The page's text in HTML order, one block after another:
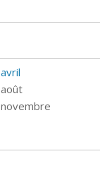
avril
août
novembre